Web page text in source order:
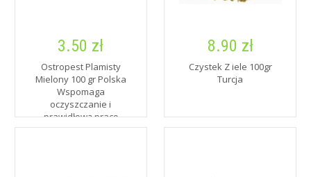
3.50 zł
Ostropest Plamisty
Mielony 100 gr Polska
Wspomaga
oczyszczanie i
prawidłową pracę
wątroby
8.90 zł
Czystek Z iele 100gr
Turcja